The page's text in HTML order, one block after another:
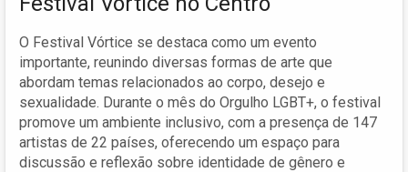
O Festival Vórtice se destaca como um evento
importante, reunindo diversas formas de arte que
abordam temas relacionados ao corpo, desejo e
sexualidade. Durante o mês do Orgulho LGBT+, o festival
promove um ambiente inclusivo, com a presença de 147
artistas de 22 países, oferecendo um espaço para
discussão e reflexão sobre identidade de gênero e